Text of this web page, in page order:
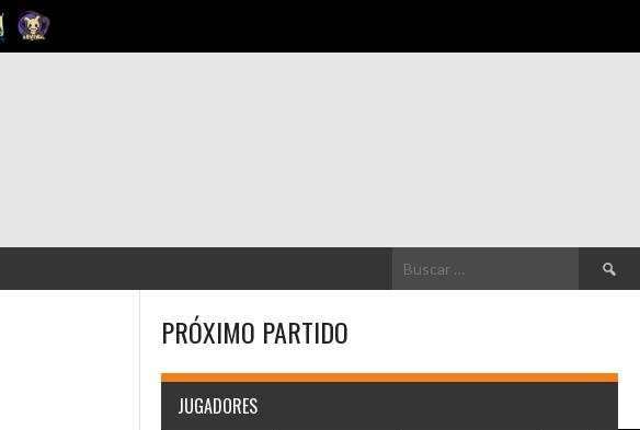
Buscar:
PRÓXIMO PARTIDO
JUGADORES